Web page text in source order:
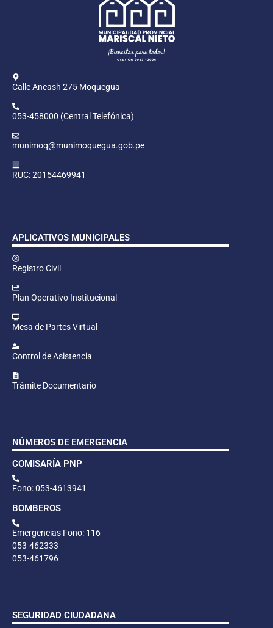
Calle Ancash 275 Moquegua
053-458000 (Central Telefónica)
munimoq@munimoquegua.gob.pe
RUC: 20154469941
APLICATIVOS MUNICIPALES
Registro Civil
Plan Operativo Institucional
Mesa de Partes Virtual
Control de Asistencia
Trámite Documentario
NÚMEROS DE EMERGENCIA
COMISARÍA PNP
Fono: 053-4613941
BOMBEROS
Emergencias Fono: 116
053-462333
053-461796
SEGURIDAD CIUDADANA